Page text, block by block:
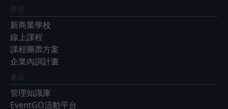
學習
新商業學校
線上課程
課程團票方案
企業內訓計畫
產品
管理知識庫
EventGO活動平台